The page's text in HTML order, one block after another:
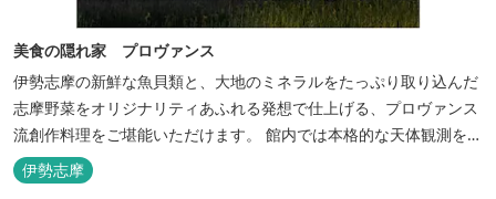
美食の隠れ家 プロヴァンス
伊勢志摩の新鮮な魚貝類と、大地のミネラルをたっぷり取り込んだ
志摩野菜をオリジナリティあふれる発想で仕上げる、プロヴァンス
流創作料理をご堪能いただけます。 館内では本格的な天体観測を日
数限定で開催。伊勢志摩の美しい星空を星空コンシェルジュがご案
内いたします。
伊勢志摩